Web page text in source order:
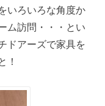
いろいろな角度か
ム訪問・・・とい
ドアーズで家具を
！